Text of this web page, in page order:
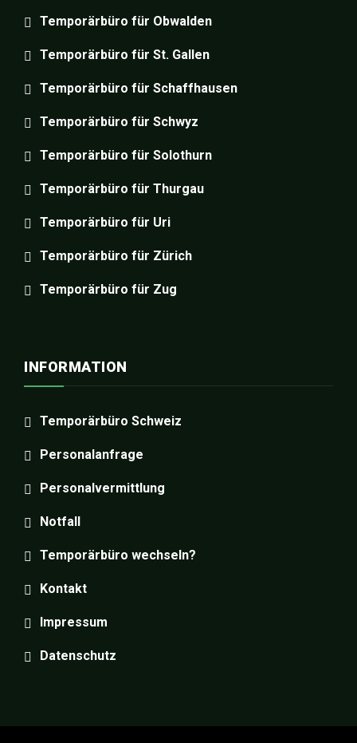
Temporärbüro für Obwalden
Temporärbüro für St. Gallen
Temporärbüro für Schaffhausen
Temporärbüro für Schwyz
Temporärbüro für Solothurn
Temporärbüro für Thurgau
Temporärbüro für Uri
Temporärbüro für Zürich
Temporärbüro für Zug
INFORMATION
Temporärbüro Schweiz
Personalanfrage
Personalvermittlung
Notfall
Temporärbüro wechseln?
Kontakt
Impressum
Datenschutz